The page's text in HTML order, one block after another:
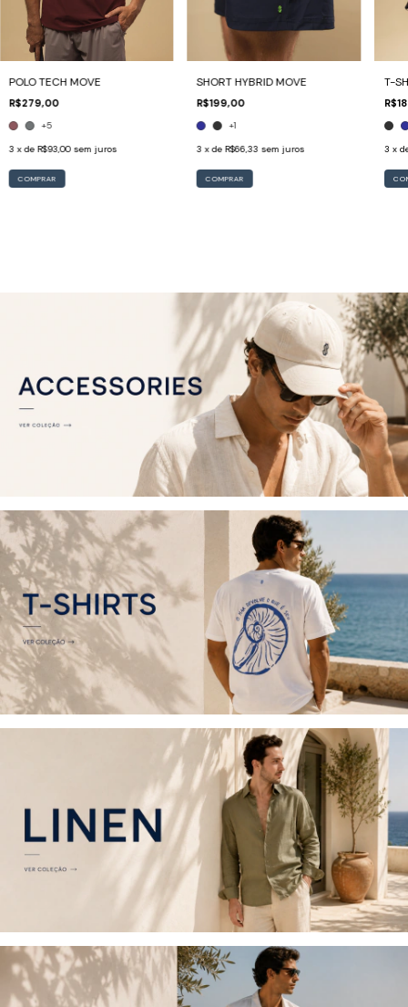
POLO TECH MOVE
R$279,00
+5
3 x de R$93,00 sem juros
COMPRAR
SHORT HYBRID MOVE
R$199,00
+1
3 x de R$66,33 sem juros
COMPRAR
T-
3 x